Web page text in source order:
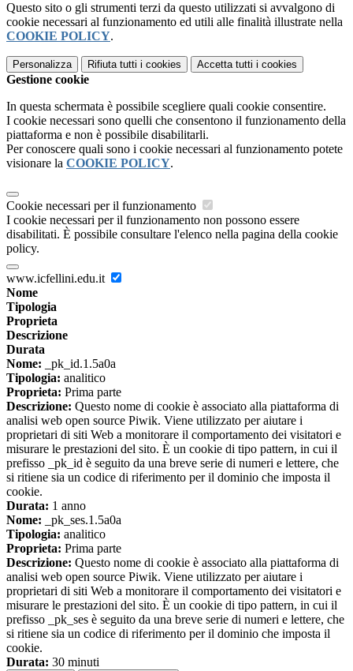
Questo sito o gli strumenti terzi da questo utilizzati si avvalgono di
cookie necessari al funzionamento ed utili alle finalità illustrate nella
COOKIE POLICY.
Personalizza Rifiuta tutti i cookies Accetta tutti i cookies
Gestione cookie
In questa schermata è possibile scegliere quali cookie consentire.
I cookie necessari sono quelli che consentono il funzionamento della
piattaforma e non è possibile disabilitarli.
Per conoscere quali sono i cookie necessari al funzionamento potete
visionare la COOKIE POLICY.
Cookie necessari per il funzionamento
I cookie necessari per il funzionamento non possono essere
disabilitati. È possibile consultare l'elenco nella pagina della cookie
policy.
www.icfellini.edu.it
Nome
Tipologia
Proprieta
Descrizione
Durata
Nome: _pk_id.1.5a0a
Tipologia: analitico
Proprieta: Prima parte
Descrizione: Questo nome di cookie è associato alla piattaforma di
analisi web open source Piwik. Viene utilizzato per aiutare i
proprietari di siti Web a monitorare il comportamento dei visitatori e
misurare le prestazioni del sito. È un cookie di tipo pattern, in cui il
prefisso _pk_id è seguito da una breve serie di numeri e lettere, che
si ritiene sia un codice di riferimento per il dominio che imposta il
cookie.
Durata: 1 anno
Nome: _pk_ses.1.5a0a
Tipologia: analitico
Proprieta: Prima parte
Descrizione: Questo nome di cookie è associato alla piattaforma di
analisi web open source Piwik. Viene utilizzato per aiutare i
proprietari di siti Web a monitorare il comportamento dei visitatori e
misurare le prestazioni del sito. È un cookie di tipo pattern, in cui il
prefisso _pk_ses è seguito da una breve serie di numeri e lettere, che
si ritiene sia un codice di riferimento per il dominio che imposta il
cookie.
Durata: 30 minuti